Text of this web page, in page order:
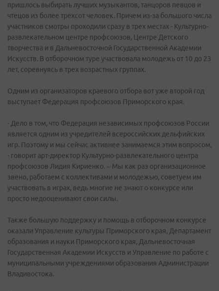
пришлось выбирать лучших музыкантов, танцоров певцов и
чтецов из более трехсот человек. Причем из-за большого числа
участников смотры проходили сразу в трех местах - Культурно-
развлекательном центре профсоюзов, Центре Детского
творчества и в Дальневосточной Государственной Академии
Искусств. В отборочном туре участвовала молодежь от 10 до 23
лет, соревнуясь в трех возрастных группах.
Одним из организаторов краевого отбора вот уже второй год
выступает Федерация профсоюзов Приморского края.
- Дело в том, что Федерация независимых профсоюзов России
является одним из учредителей всероссийских дельфийских
игр. Поэтому и мы сейчас активнее занимаемся этим вопросом,
- говорит арт-директор Культурно-развлекательного центра
профсоюзов Лидия Кириенко. – Мы как раз организационное
звено, работаем с коллективами и молодежью, советуем им
участвовать в играх, ведь многие не знают о конкурсе или
просто недооценивают свои силы.
Также большую поддержку и помощь в отборочном конкурсе
оказали Управление культуры Приморского края, Департамент
образования и науки Приморского края, Дальневосточная
Государственная Академии Искусств и Управление по работе с
муниципальными учреждениями образования Администрации
Владивостока.